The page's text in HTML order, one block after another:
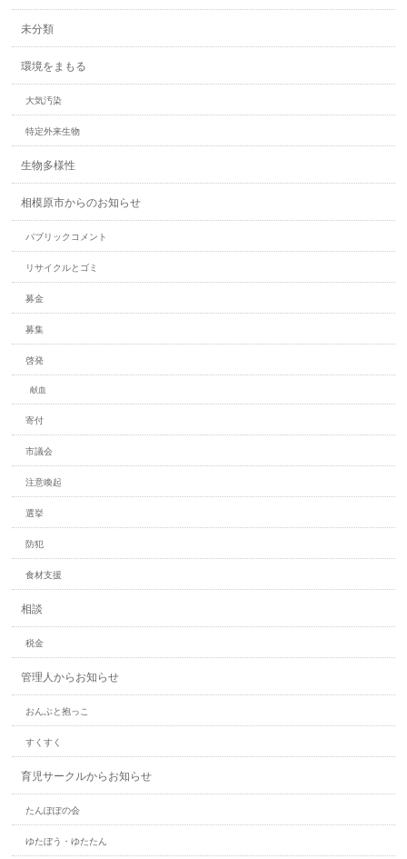
未分類
環境をまもる
大気汚染
特定外来生物
生物多様性
相模原市からのお知らせ
パブリックコメント
リサイクルとゴミ
募金
募集
啓発
献血
寄付
市議会
注意喚起
選挙
防犯
食材支援
相談
税金
管理人からお知らせ
おんぶと抱っこ
すくすく
育児サークルからお知らせ
たんぽぽの会
ゆたぼう・ゆたたん